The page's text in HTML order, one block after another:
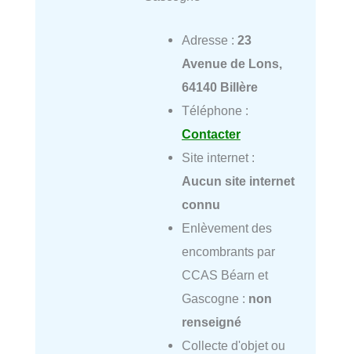
Adresse : 23
Avenue de Lons,
64140 Billère
Téléphone :
Contacter
Site internet :
Aucun site internet
connu
Enlèvement des
encombrants par
CCAS Béarn et
Gascogne : non
renseigné
Collecte d'objet ou